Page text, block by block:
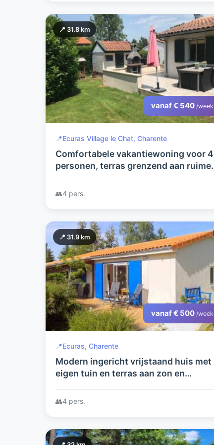
📍 31.8 km
vanaf € 540 /week
📍Ecuras Village le Chat, Charente
Comfortabele vakantiewoning voor 4
personen, terras grenzend aan ruime
Zwembad, tennis- en golfbaan.
👥4 pers.
📍 31.9 km
vanaf € 500 /week
📍Ecuras, Charente
Modern ingericht vrijstaand huis met
eigen tuin en terras aan zon en
met kinderen of 2 echtparen.
👥4 pers.